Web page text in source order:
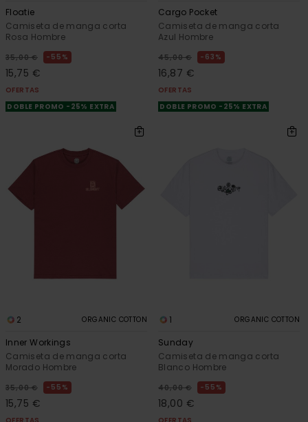
Floatie
Camiseta de manga corta
Rosa Hombre
35,00 € 55%
15,75 €
OFERTAS
DOBLE PROMO -25% EXTRA
Cargo Pocket
Camiseta de manga corta
Azul Hombre
45,00 € 63%
16,87 €
OFERTAS
DOBLE PROMO -25% EXTRA
2 ORGANIC COTTON
Inner Workings
Camiseta de manga corta
Morado Hombre
35,00 € 55%
15,75 €
1 ORGANIC COTTON
Sunday
Camiseta de manga corta
Blanco Hombre
40,00 € 55%
18,00 €